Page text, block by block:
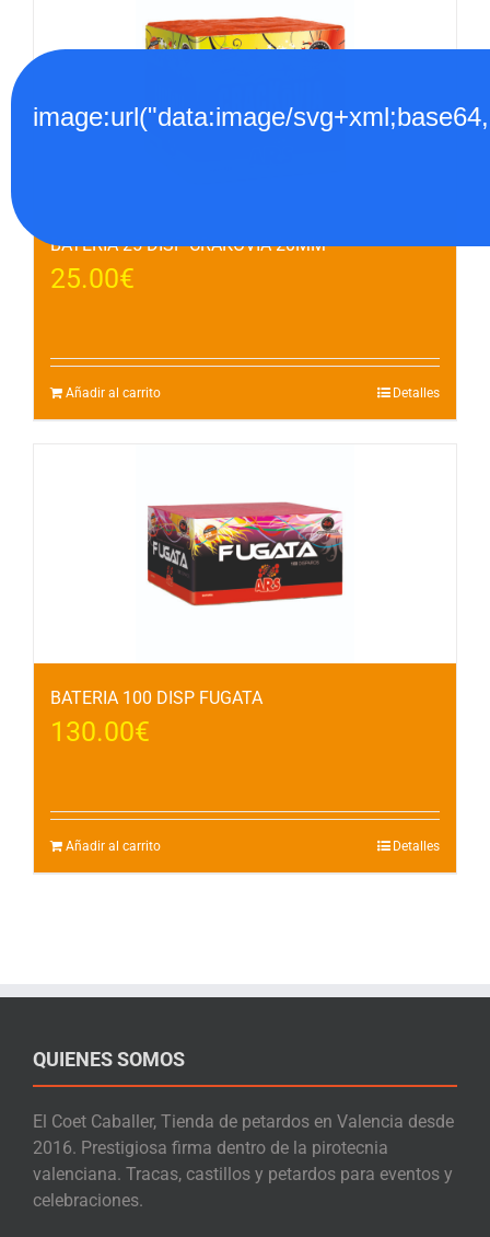
BATERIA 25 DISP CRAKOVIA 20MM
25.00€
Añadir al carrito Detalles
BATERIA 100 DISP FUGATA
130.00€
Añadir al carrito Detalles
QUIENES SOMOS
El Coet Caballer, Tienda de petardos en Valencia desde
2016. Prestigiosa firma dentro de la pirotecnia
valenciana. Tracas, castillos y petardos para eventos y
celebraciones.
image:url("data:image/